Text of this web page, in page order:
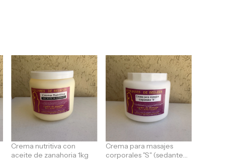
Crema nutritiva con
aceite de zanahoria 1kg
Crema para masajes
corporales "S" (sedante